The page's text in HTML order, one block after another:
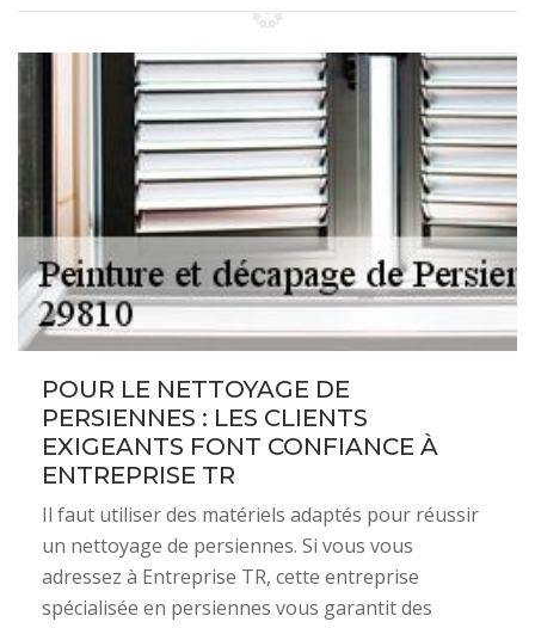
POUR LE NETTOYAGE DE
PERSIENNES : LES CLIENTS
EXIGEANTS FONT CONFIANCE À
ENTREPRISE TR
Il faut utiliser des matériels adaptés pour réussir
un nettoyage de persiennes. Si vous vous
adressez à Entreprise TR, cette entreprise
spécialisée en persiennes vous garantit des